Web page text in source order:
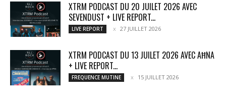
XTRM PODCAST DU 20 JUILET 2026 AVEC
SEVENDUST + LIVE REPORT...
LIVE REPORT 27 JUILLET 2026
XTRM PODCAST DU 13 JUILET 2026 AVEC AĦNA
+ LIVE REPORT...
FREQUENCE MUTINE 15 JUILLET 2026